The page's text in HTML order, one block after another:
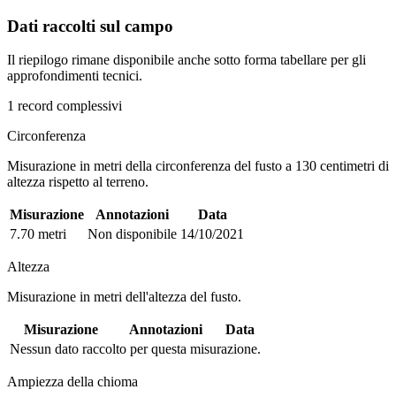
Dati raccolti sul campo
Il riepilogo rimane disponibile anche sotto forma tabellare per gli
approfondimenti tecnici.
1 record complessivi
Circonferenza
Misurazione in metri della circonferenza del fusto a 130 centimetri di
altezza rispetto al terreno.
Misurazione Annotazioni
Data
7.70 metri
Non disponibile 14/10/2021
Altezza
Misurazione in metri dell'altezza del fusto.
Misurazione Annotazioni
Data
Nessun dato raccolto per questa misurazione.
Ampiezza della chioma